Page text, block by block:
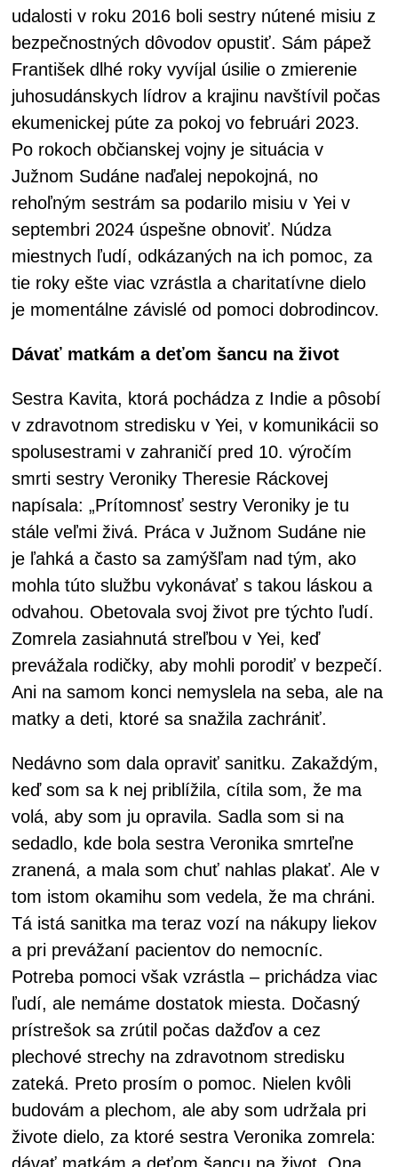
udalosti v roku 2016 boli sestry nútené misiu z
bezpečnostných dôvodov opustiť. Sám pápež
František dlhé roky vyvíjal úsilie o zmierenie
juhosudánskych lídrov a krajinu navštívil počas
ekumenickej púte za pokoj vo februári 2023.
Po rokoch občianskej vojny je situácia v
Južnom Sudáne naďalej nepokojná, no
rehoľným sestrám sa podarilo misiu v Yei v
septembri 2024 úspešne obnoviť. Núdza
miestnych ľudí, odkázaných na ich pomoc, za
tie roky ešte viac vzrástla a charitatívne dielo
je momentálne závislé od pomoci dobrodincov.
Dávať matkám a deťom šancu na život
Sestra Kavita, ktorá pochádza z Indie a pôsobí
v zdravotnom stredisku v Yei, v komunikácii so
spolusestrami v zahraničí pred 10. výročím
smrti sestry Veroniky Theresie Ráckovej
napísala: „Prítomnosť sestry Veroniky je tu
stále veľmi živá. Práca v Južnom Sudáne nie
je ľahká a často sa zamýšľam nad tým, ako
mohla túto službu vykonávať s takou láskou a
odvahou. Obetovala svoj život pre týchto ľudí.
Zomrela zasiahnutá streľbou v Yei, keď
prevážala rodičky, aby mohli porodiť v bezpečí.
Ani na samom konci nemyslela na seba, ale na
matky a deti, ktoré sa snažila zachrániť.
Nedávno som dala opraviť sanitku. Zakaždým,
keď som sa k nej priblížila, cítila som, že ma
volá, aby som ju opravila. Sadla som si na
sedadlo, kde bola sestra Veronika smrteľne
zranená, a mala som chuť nahlas plakať. Ale v
tom istom okamihu som vedela, že ma chráni.
Tá istá sanitka ma teraz vozí na nákupy liekov
a pri prevážaní pacientov do nemocníc.
Potreba pomoci však vzrástla – prichádza viac
ľudí, ale nemáme dostatok miesta. Dočasný
prístrešok sa zrútil počas dažďov a cez
plechové strechy na zdravotnom stredisku
zateká. Preto prosím o pomoc. Nielen kvôli
budovám a plechom, ale aby som udržala pri
živote dielo, za ktoré sestra Veronika zomrela:
dávať matkám a deťom šancu na život. Ona